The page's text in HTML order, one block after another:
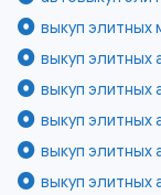
выкуп элитных
выкуп элитных
выкуп элитных
выкуп элитных
выкуп
выкуп элитных